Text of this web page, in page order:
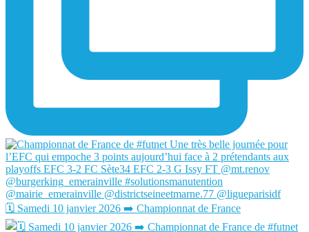
🗓️ Samedi 10 janvier 2026 ➡️ Championnat de France